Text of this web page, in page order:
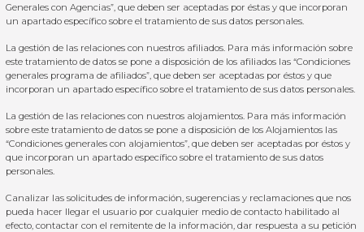
Generales con Agencias”, que deben ser aceptadas por éstas y que incorporan
un apartado específico sobre el tratamiento de sus datos personales.
La gestión de las relaciones con nuestros afiliados. Para más información sobre
este tratamiento de datos se pone a disposición de los afiliados las “Condiciones
generales programa de afiliados”, que deben ser aceptadas por éstos y que
incorporan un apartado específico sobre el tratamiento de sus datos personales.
La gestión de las relaciones con nuestros alojamientos. Para más información
sobre este tratamiento de datos se pone a disposición de los Alojamientos las
“Condiciones generales con alojamientos”, que deben ser aceptadas por éstos y
que incorporan un apartado específico sobre el tratamiento de sus datos
personales.
Canalizar las solicitudes de información, sugerencias y reclamaciones que nos
pueda hacer llegar el usuario por cualquier medio de contacto habilitado al
efecto, contactar con el remitente de la información, dar respuesta a su petición